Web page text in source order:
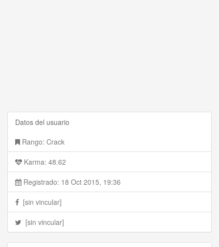
Datos del usuario
Rango: Crack
Karma: 48.62
Registrado: 18 Oct 2015, 19:36
[sin vincular]
[sin vincular]